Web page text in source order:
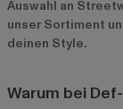
Auswahl an
unser Sortiment
deinen Style.
Warum bei